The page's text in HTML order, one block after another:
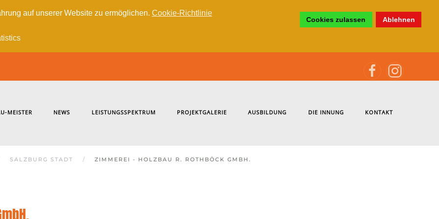
auf unserer Website zu ermöglichen. Cookie-Richtlinie
Cookies zulassen Ablehnen
MEISTER NEWS LEISTUNGSSPEKTRUM PROJEKTGALERIE AUSBILDUNG DIE INNUNG KONTAKT
SALZBURG STADT ZIMMEREI - HOLZBAU R. ROTHBÖCK GMBH.